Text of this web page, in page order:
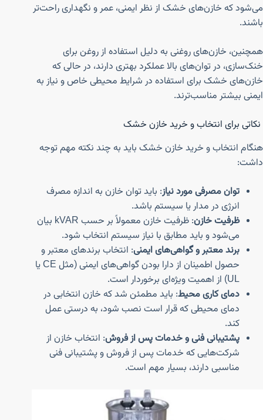
می‌شود که خازن‌های خشک از نظر ایمنی، عمر و نگهداری راحت‌تر
باشند.
همچنین، خازن‌های روغنی به دلیل استفاده از روغن برای
خنک‌سازی، در توان‌های بالا عملکرد بهتری دارند، در حالی که
خازن‌های خشک برای استفاده در شرایط محیطی خاص و نیاز به
ایمنی بیشتر مناسب‌ترند.
نکاتی برای انتخاب و خرید خازن خشک
هنگام انتخاب و خرید خازن خشک باید به چند نکته مهم توجه
داشت:
توان مصرفی مورد نیاز: باید توان خازن به اندازه مصرف
انرژی در مدار یا سیستم باشد.
ظرفیت خازن
: ظرفیت خازن معمولاً بر حسب kVAR بیان
می‌شود و باید مطابق با نیاز سیستم انتخاب شود.
برند معتبر و گواهی‌های ایمنی: انتخاب برندهای معتبر و
حصول اطمینان از دارا بودن گواهی‌های ایمنی (مثل CE یا
UL) از اهمیت ویژه‌ای برخوردار است.
دمای کاری محیط: باید مطمئن شد که خازن انتخابی در
دمای محیطی که قرار است نصب شود، به درستی عمل
کند.
پشتیبانی فنی و خدمات پس از فروش: انتخاب خازن از
شرکت‌هایی که خدمات پس از فروش و پشتیبانی فنی
مناسبی دارند، بسیار مهم است.